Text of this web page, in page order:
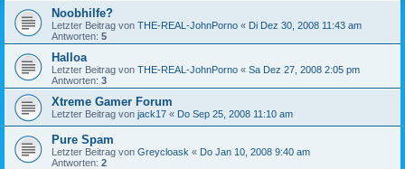
Noobhilfe?
Letzter Beitrag von THE-REAL-JohnPorno « Di Dez 30, 2008 11:43 am
Antworten: 5
Halloa
Letzter Beitrag von THE-REAL-JohnPorno « Sa Dez 27, 2008 2:05 pm
Antworten: 3
Xtreme Gamer Forum
Letzter Beitrag von jack17 « Do Sep 25, 2008 11:10 am
Pure Spam
Letzter Beitrag von Greycloask « Do Jan 10, 2008 9:40 am
Antworten: 2